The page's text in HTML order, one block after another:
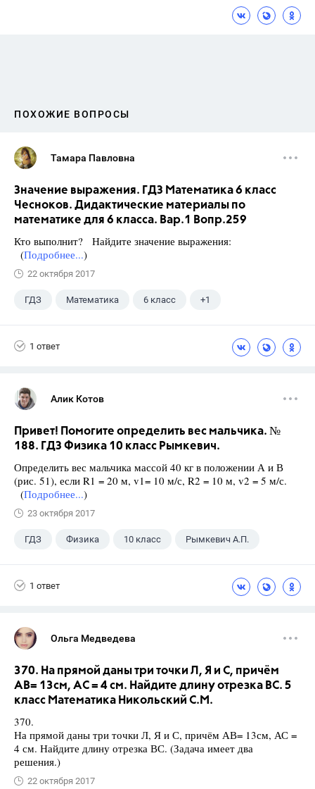
ПОХОЖИЕ ВОПРОСЫ
Тамара Павловна
Значение выражения. ГДЗ Математика 6 класс
Чесноков. Дидактические материалы по
математике для 6 класса. Вар.1 Вопр.259
Кто выполнит? Найдите значение выражения:
(Подробнее...)
22 октября 2017
ГДЗ Математика 6 класс +1
1 ответ
Алик Котов
Привет! Помогите определить вес мальчика. №
188. ГДЗ Физика 10 класс Рымкевич.
Определить вес мальчика массой 40 кг в положении А и В
(рис. 51), если R1 = 20 м, v1= 10 м/с, R2 = 10 м, v2 = 5 м/с.
(Подробнее...)
23 октября 2017
ГДЗ Физика 10 класс Рымкевич А.П.
1 ответ
Ольга Медведева
370. На прямой даны три точки Л, Я и С, причём
АВ= 13см, АС = 4 см. Найдите длину отрезка ВС. 5
класс Математика Никольский С.М.
370.
На прямой даны три точки Л, Я и С, причём АВ= 13см, АС =
4 см. Найдите длину отрезка ВС. (Задача имеет два
решения.)
22 октября 2017